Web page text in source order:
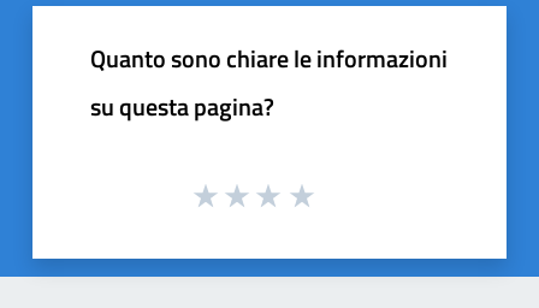
Quanto sono chiare le informazioni
su questa pagina?